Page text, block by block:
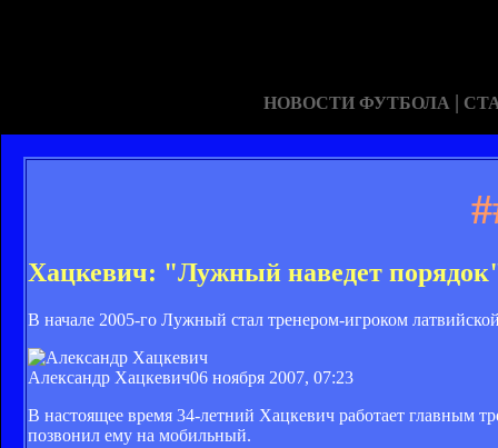
НОВОСТИ ФУТБОЛА |
Хацкевич: "Лужный наведет
В начале 2005-го Лужный стал тренером-игроком
Александр Хацкевич06 ноября 2007, 07:23
В настоящее время 34-летний Хацкевич работает главным
позвонил ему на мобильный.